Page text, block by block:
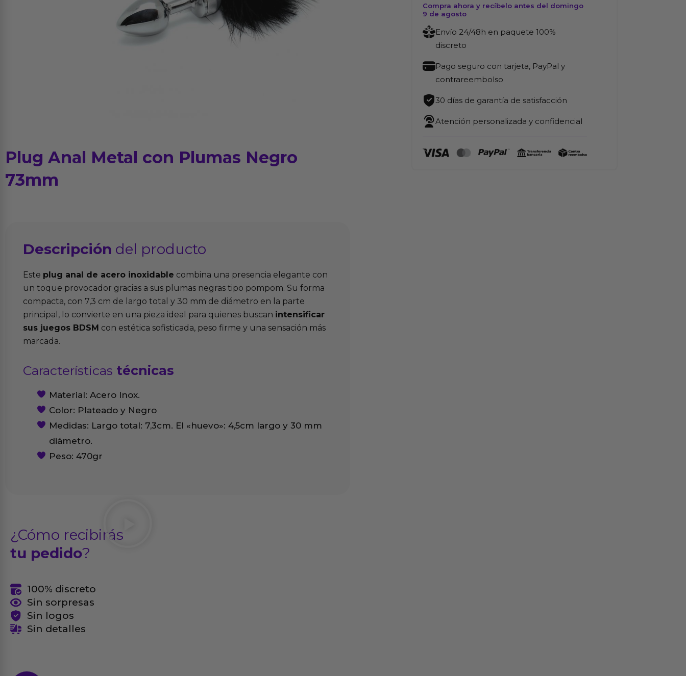
Plug Anal Metal con Plumas Negro
73mm
Descripción del producto
Este plug anal de acero inoxidable combina una presencia elegante con
un toque provocador gracias a sus plumas negras tipo pompom. Su forma
compacta, con 7,3 cm de largo total y 30 mm de diámetro en la parte
principal, lo convierte en una pieza ideal para quienes buscan intensificar
sus juegos BDSM con estética sofisticada, peso firme y una sensación más
marcada.
Características técnicas
Material: Acero Inox.
Color: Plateado y Negro
Medidas: Largo total: 7,3cm. El «huevo»: 4,5cm largo y 30 mm
diámetro.
Peso: 470gr
¿Cómo recibirás
tu pedido?
100% discreto
Sin sorpresas
Sin logos
Sin detalles
con
Negro
73mm
cantidad
Compra ahora y recíbelo antes del domingo
9 de agosto
Envío 24/48h en paquete 100%
discreto
Pago seguro con tarjeta, PayPal y
contrareembolso
30 días de garantía de satisfacción
Atención personalizada y confidencial